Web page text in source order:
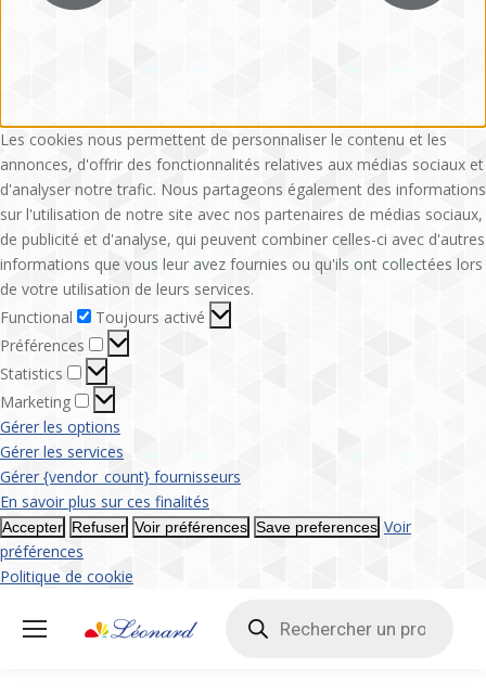
Les cookies nous permettent de personnaliser le contenu et les
annonces, d'offrir des fonctionnalités relatives aux médias sociaux et
d'analyser notre trafic. Nous partageons également des informations
sur l'utilisation de notre site avec nos partenaires de médias sociaux,
de publicité et d'analyse, qui peuvent combiner celles-ci avec d'autres
informations que vous leur avez fournies ou qu'ils ont collectées lors
de votre utilisation de leurs services.
Functional
Functional
Toujours activé
Préférences
Préférences
Statistics
Statistics
Marketing
Marketing
Gérer les options
Gérer les services
Gérer {vendor_count} fournisseurs
En savoir plus sur ces finalités
Accepter Refuser Voir préférences Save preferences Voir
préférences
Politique de cookie
produits